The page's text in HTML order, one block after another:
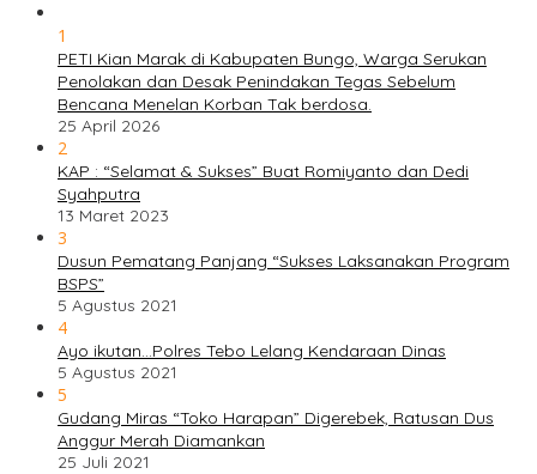
1
PETI Kian Marak di Kabupaten Bungo, Warga Serukan
Penolakan dan Desak Penindakan Tegas Sebelum
Bencana Menelan Korban Tak berdosa.
25 April 2026
2
KAP : “Selamat & Sukses” Buat Romiyanto dan Dedi
Syahputra
13 Maret 2023
3
Dusun Pematang Panjang “Sukses Laksanakan Program
BSPS”
5 Agustus 2021
4
Ayo ikutan…Polres Tebo Lelang Kendaraan Dinas
5 Agustus 2021
5
Gudang Miras “Toko Harapan” Digerebek, Ratusan Dus
Anggur Merah Diamankan
25 Juli 2021